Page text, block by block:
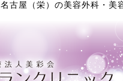
名古屋（栄）の美容外科・美